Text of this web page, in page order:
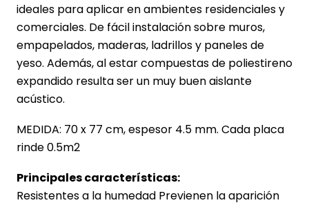
ideales para aplicar en ambientes residenciales y
comerciales. De fácil instalación sobre muros,
empapelados, maderas, ladrillos y paneles de
yeso. Además, al estar compuestas de poliestireno
expandido resulta ser un muy buen aislante
acústico.
MEDIDA: 70 x 77 cm, espesor 4.5 mm. Cada placa
rinde 0.5m2
Principales características:
Resistentes a la humedad Previenen la aparición